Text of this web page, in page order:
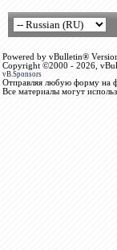
Powered by vBulletin®
Copyright ©2000 - 2026,
vB.Sponsors
Отправляя любую форму на
Все материалы могут